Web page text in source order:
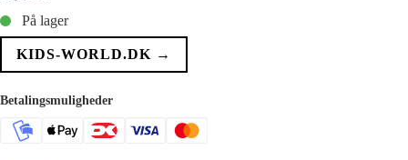
På lager
KIDS-WORLD.DK →
Betalingsmuligheder